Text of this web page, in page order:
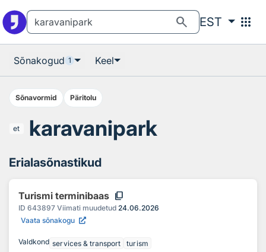
search EST apps
Sõnakogud 1 Keel
Sõnavormid Päritolu
et karavanipark
Erialasõnastikud
Turismi terminibaas content_copy
ID 643897 Viimati muudetud 24.06.2026
Vaata sõnakogu
Valdkond services & transport
turism